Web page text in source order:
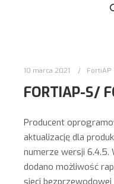
10 marca 2021 FortiAP
FORTIAP-S/
Producent
aktualizację dla
numerze wersji 6.4.5.
dodano możliwość